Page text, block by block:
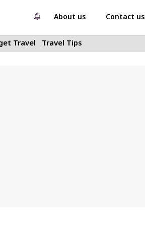
About us Contact us
Travel Travel Tips